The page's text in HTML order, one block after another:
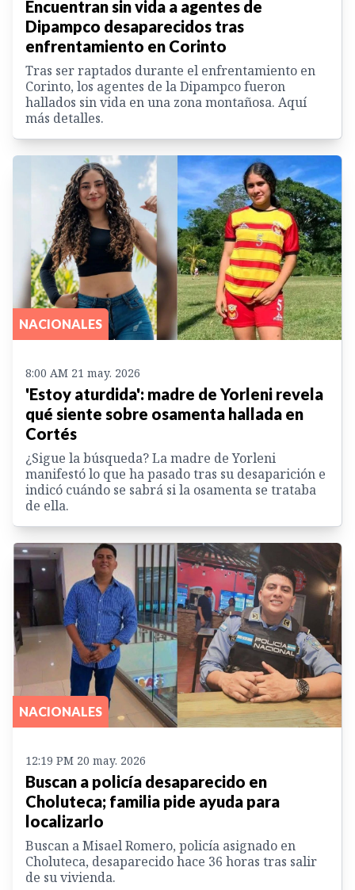
Encuentran sin vida a agentes de
Dipampco desaparecidos tras
enfrentamiento en Corinto
Tras ser raptados durante el enfrentamiento en
Corinto, los agentes de la Dipampco fueron
hallados sin vida en una zona montañosa. Aquí
más detalles.
NACIONALES
8:00 AM 21 may. 2026
'Estoy aturdida': madre de Yorleni revela
qué siente sobre osamenta hallada en
Cortés
¿Sigue la búsqueda? La madre de Yorleni
manifestó lo que ha pasado tras su desaparición e
indicó cuándo se sabrá si la osamenta se trataba
de ella.
NACIONALES
12:19 PM 20 may. 2026
Buscan a policía desaparecido en
Choluteca; familia pide ayuda para
localizarlo
Buscan a Misael Romero, policía asignado en
Choluteca, desaparecido hace 36 horas tras salir
de su vivienda.